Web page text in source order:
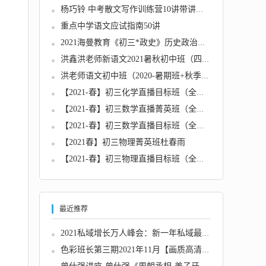
杨巧铃 中考散文写作训练营10讲带讲义完结
重点中学语文应试指南50讲
2021海曼教育《初三*政史》历史政治上下学期
洪鑫洪老师新语文2021暑秋‬初中班（四阶...
洪老师语文初中班（2020-暑期班+秋季班）
【2021-春】初三化学直播目标班（全国版） 陈...
【2021-春】初三数学直播菁英班（全国北师）韩...
【2021-春】初三数学直播目标班（全国版）朱韬...
【2021春】初三物理菁英班杜春雨
【2021-春】初三物理直播目标班（全国版）杜春...
最近推荐
2021私域增长万人峰会：新一年私域最新玩法，...
色彩班长第三期2021年11月【画质高清有笔刷和...